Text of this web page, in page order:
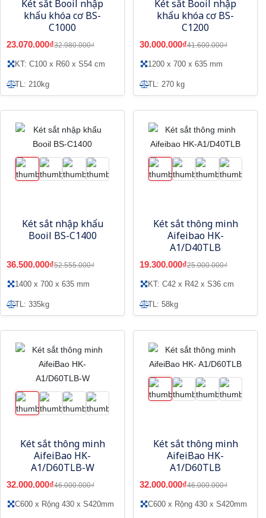
Két sắt Booil nhập
khẩu khóa cơ BS-
C1000
23.070.000₫32.980.000₫
KT: C100 x R60 x S54 cm
TL: 210kg
Két sắt Booil nhập
khẩu khóa cơ BS-
C1200
30.000.000₫41.600.000₫
1200 x 700 x 635 mm
TL: 270 kg
Két sắt nhập khẩu
Booil BS-C1400
36.500.000₫52.555.000₫
1400 x 700 x 635 mm
TL: 335kg
Két sắt thông minh
Aifeibao HK-
A1/D40TLB
19.300.000₫25.000.000₫
KT: C42 x R42 x S36 cm
TL: 58kg
Két sắt thông minh
AifeiBao HK-
A1/D60TLB-W
32.000.000₫46.000.000₫
C600 x Rộng 430 x S420mm
Két sắt thông minh
AifeiBao HK-
A1/D60TLB
32.000.000₫46.000.000₫
C600 x Rộng 430 x S420mm